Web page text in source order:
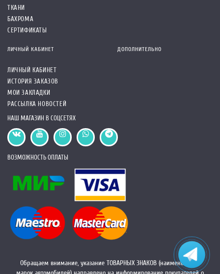
ТКАНИ
БАХРОМА
СЕРТИФИКАТЫ
ЛИЧНЫЙ КАБИНЕТ
ЛИЧНЫЙ КАБИНЕТ
ИСТОРИЯ ЗАКАЗОВ
МОИ ЗАКЛАДКИ
РАССЫЛКА НОВОСТЕЙ
ДОПОЛНИТЕЛЬНО
НАШ МАГАЗИН В СОЦСЕТЯХ
ВОЗМОЖНОСТЬ ОПЛАТЫ
Обращаем внимание, указание ТОВАРНЫХ ЗНАКОВ (наименований